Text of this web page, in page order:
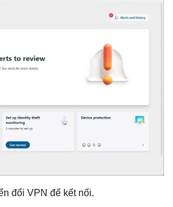
đổi VPN để kết nối.